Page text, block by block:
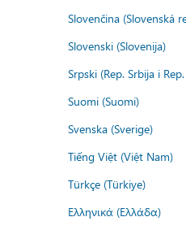
Slovenčina (Slovenská
Slovenski (Slovenija)
Srpski (Rep. Srbija i
Suomi (Suomi)
Svenska (Sverige)
Tiếng Việt (Việt Nam)
Türkçe (Türkiye)
Ελληνικά (Ελλάδα)